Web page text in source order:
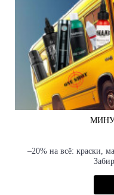
–20% на всё: краски,